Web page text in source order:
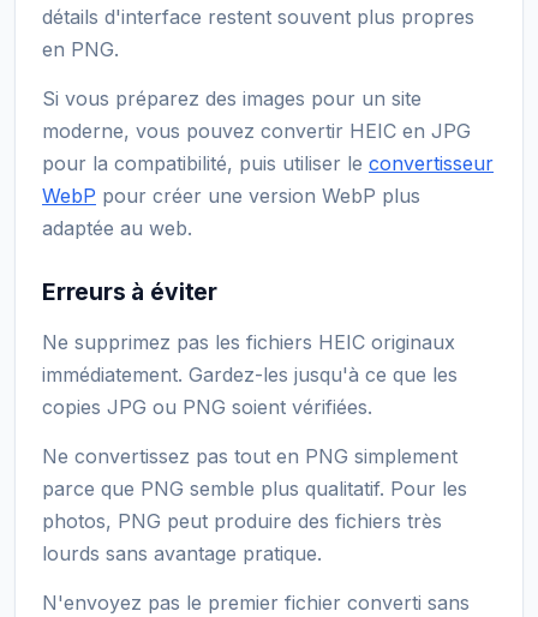
détails d'interface restent souvent plus propres
en PNG.
Si vous préparez des images pour un site
moderne, vous pouvez convertir HEIC en JPG
pour la compatibilité, puis utiliser le convertisseur
WebP pour créer une version WebP plus
adaptée au web.
Erreurs à éviter
Ne supprimez pas les fichiers HEIC originaux
immédiatement. Gardez-les jusqu'à ce que les
copies JPG ou PNG soient vérifiées.
Ne convertissez pas tout en PNG simplement
parce que PNG semble plus qualitatif. Pour les
photos, PNG peut produire des fichiers très
lourds sans avantage pratique.
N'envoyez pas le premier fichier converti sans